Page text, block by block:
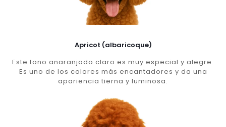
Apricot (albaricoque)
Este tono anaranjado claro es muy especial y alegre.
Es uno de los colores más encantadores y da una
apariencia tierna y luminosa.